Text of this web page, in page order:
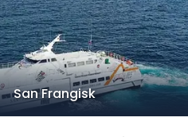
San Frangisk